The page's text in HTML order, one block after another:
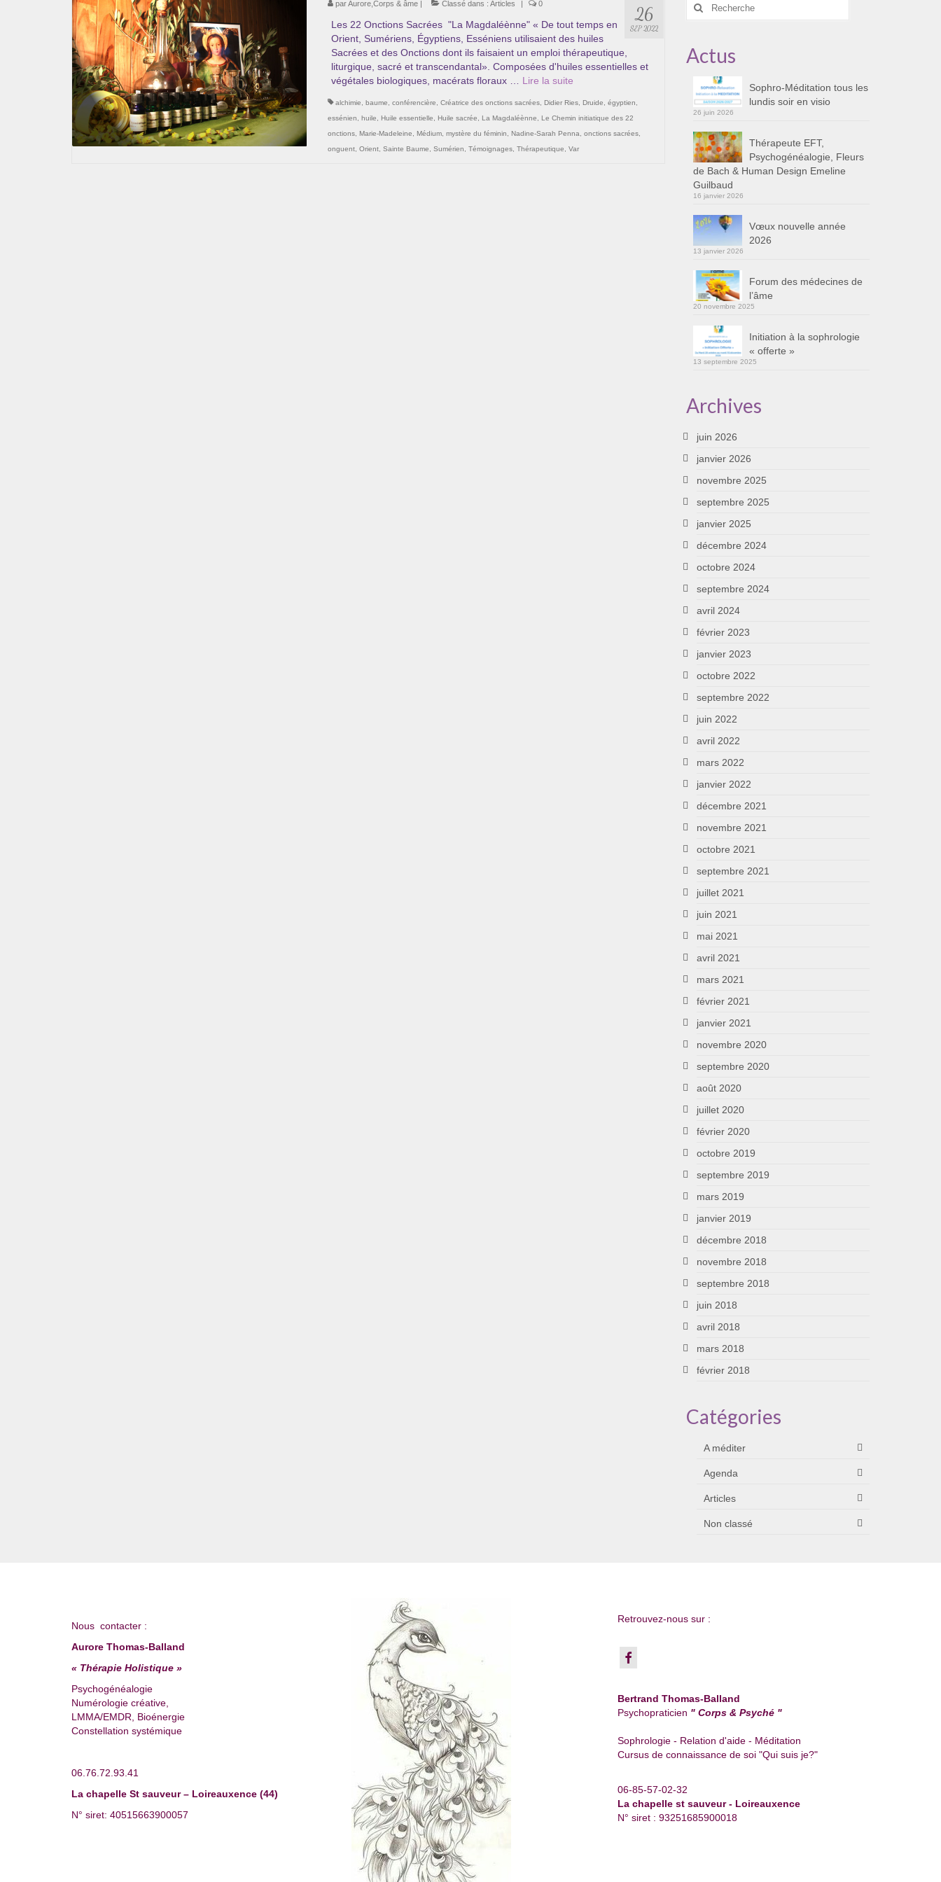
26
SEP 2022
parAurore,Corps & âme| Classé dans : Articles | 0
Les 22 Onctions Sacrées "La Magdaléènne" « De tout temps en
Orient, Sumériens, Égyptiens, Esséniens utilisaient des huiles
Sacrées et des Onctions dont ils faisaient un emploi thérapeutique,
liturgique, sacré et transcendantal». Composées d'huiles essentielles et
végétales biologiques, macérats floraux … Lire la suite­­
alchimie baume conférencière Créatrice des onctions sacrées, Didier Ries, Druide égyptien
essénien
huile Huile essentielle Huile sacrée La Magdaléènne
Le Chemin initiatique des 22
onctions, Marie-Madeleine Médium, mystère du féminin Nadine-Sarah Penna onctions sacrées,
onguent, Orient, Sainte Baume Sumérien Témoignages, Thérapeutique Var
Actus
Sophro-Méditation tous les
lundis soir en visio
26 juin 2026
Thérapeute EFT,
Psychogénéalogie, Fleurs
de Bach & Human Design Emeline
Guilbaud
16 janvier 2026
Vœux nouvelle année
2026
13 janvier 2026
Forum des médecines de
l’âme
20 novembre 2025
Initiation à la sophrologie
« offerte »
13 septembre 2025
Archives
juin 2026
janvier 2026
novembre 2025
septembre 2025
janvier 2025
décembre 2024
octobre 2024
septembre 2024
avril 2024
février 2023
janvier 2023
octobre 2022
septembre 2022
juin 2022
avril 2022
mars 2022
janvier 2022
décembre 2021
novembre 2021
octobre 2021
septembre 2021
juillet 2021
juin 2021
mai 2021
avril 2021
mars 2021
février 2021
janvier 2021
novembre 2020
septembre 2020
août 2020
juillet 2020
février 2020
octobre 2019
septembre 2019
mars 2019
janvier 2019
décembre 2018
novembre 2018
septembre 2018
juin 2018
avril 2018
mars 2018
février 2018
Catégories
A méditer
Agenda
Articles
Non classé
Nous contacter :
Aurore Thomas-Balland
« Thérapie Holistique »
Psychogénéalogie
Numérologie créative,
LMMA/EMDR, Bioénergie
Constellation systémique
06.76.72.93.41
La chapelle St sauveur – Loireauxence (44)
N° siret: 40515663900057
Retrouvez-nous sur :
Bertrand Thomas-Balland
Psychopraticien " Corps & Psyché "
Sophrologie - Relation d'aide - Méditation
Cursus de connaissance de soi "Qui suis je?"
06-85-57-02-32
La chapelle st sauveur - Loireauxence
N° siret : 93251685900018